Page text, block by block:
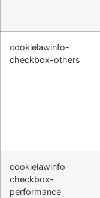
cookielawinfo-
checkbox-others
cookielawinfo-
checkbox-
performance